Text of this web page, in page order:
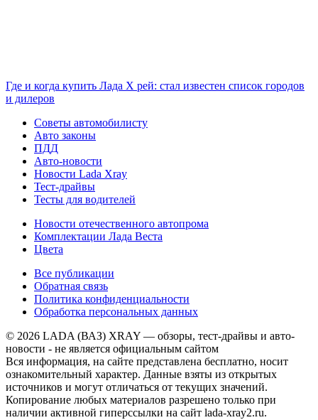
Где и когда купить Лада Х рей: стал известен список городов
и дилеров
Советы автомобилисту
Авто законы
ПДД
Авто-новости
Новости Lada Xray
Тест-драйвы
Тесты для водителей
Новости отечественного автопрома
Комплектации Лада Веста
Цвета
Все публикации
Обратная связь
Политика конфиденциальности
Обработка персональных данных
© 2026 LADA (ВАЗ) XRAY — обзоры, тест-драйвы и авто-
новости - не является официальным сайтом
Вся информация, на сайте представлена бесплатно, носит
ознакомительный характер. Данные взяты из открытых
источников и могут отличаться от текущих значений.
Копирование любых материалов разрешено только при
наличии активной гиперссылки на сайт lada-xray2.ru.